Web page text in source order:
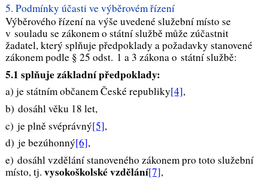
5. Podmínky účasti ve výběrovém řízení
Výběrového řízení na výše uvedené služební místo se
v souladu se zákonem o státní službě může zúčastnit
žadatel, který splňuje předpoklady a požadavky stanovené
zákonem podle § 25 odst. 1 a 3 zákona o státní službě:
5.1 splňuje základní předpoklady:
a) je státním občanem České republiky[4],
b) dosáhl věku 18 let,
c) je plně svéprávný[5],
d) je bezúhonný[6],
e) dosáhl vzdělání stanoveného zákonem pro toto služební
místo, tj. vysokoškolské vzdělání[7],